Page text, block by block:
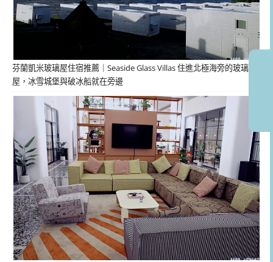
芬蘭凱米玻璃屋住宿推薦｜Seaside Glass Villas 住進北極海旁的玻璃
屋，冰雪城堡與破冰船就在旁邊